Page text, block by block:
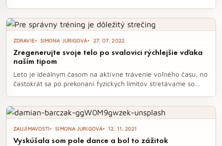
ZDRAVIE SIMONA JURIGOVÁ 27. 07. 2022
Zregenerujte svoje telo po svalovici rýchlejšie vďaka
naším tipom
Leto je ideálnym časom na aktívne trávenie voľného času, no
častokrát sa po prekonaní fyzických limitov stretávame so
telo a zbaviť sa nepríjemných pocitov. Od správneho
zahrievania pred tréningom až po aktívny pohyb na druhý
deň, objavte osvedčené metódy, ktoré vám pomôžu cítiť sa
lepšie.
ZAUJÍMAVOSTI SIMONA JURIGOVÁ 12. 11. 2021
Vyskúšala som pole dance a bol to zážitok